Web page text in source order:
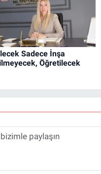
Sadece İnşa
Öğretilecek